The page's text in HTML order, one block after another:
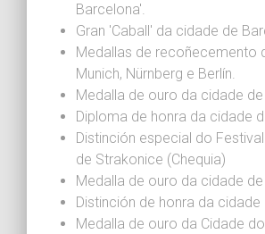
Barcelona'.
Gran 'Caball' da cidade de
Medallas de recoñecemento
Munich, Nürnberg e Berlín.
Medalla de ouro da cidade
Diploma de honra da cidade
Distinción especial do
de Strakonice (Chequia)
Medalla de ouro da cidade
Distinción de honra da cidade
Medalla de ouro da Cidade